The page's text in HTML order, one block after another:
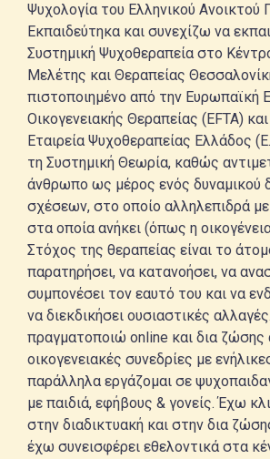
Ψυχολογία του Ελληνικού Ανοικτού
Εκπαιδεύτηκα και συνεχίζω να
Συστημική Ψυχοθεραπεία στο
Μελέτης και Θεραπείας
πιστοποιημένο από την Ευρωπαϊκή
Οικογενειακής Θεραπείας (EFTA)
Εταιρεία Ψυχοθεραπείας Ελλάδος
τη Συστημική Θεωρία, καθώς
άνθρωπο ως μέρος ενός δυναμικού
σχέσεων, στο οποίο αλληλεπιδρά
στα οποία ανήκει (όπως η
Στόχος της θεραπείας είναι το
παρατηρήσει, να κατανοήσει, να
συμπονέσει τον εαυτό του και να
να διεκδικήσει ουσιαστικές
πραγματοποιώ online και δια ζώσης
οικογενειακές συνεδρίες με
παράλληλα εργάζομαι σε
με παιδιά, εφήβους & γονείς. Έχω
στην διαδικτυακή και στην δια
έχω συνεισφέρει εθελοντικά στα